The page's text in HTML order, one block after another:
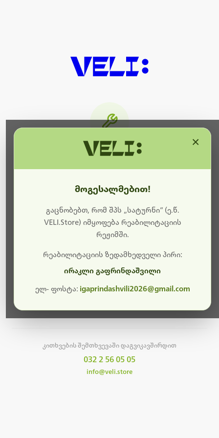
ბოდიშს გიხდით შეფერხებისთვის. ამჟამად
მიმდინარეობს საიტის განახლება და ტექნიკური
სამუშაოები.
მალე ისევ ხელმისაწვდომი იქნება. გმადლობთ
კითხვების შემთხვევაში დაგვიკავშირდით
032 2 56 05 05
info@veli.store
მოგესალმებით!
გაცნობებთ, რომ შპს „სატურნი“ (ე.წ.
VELI.Store) იმყოფება რეაბილიტაციის
რეჟიმში.
რეაბილიტაციის ზედამხედველი პირი:
ირაკლი გაფრინდაშვილი
ელ- ფოსტა: igaprindashvili2026@gmail.com
×